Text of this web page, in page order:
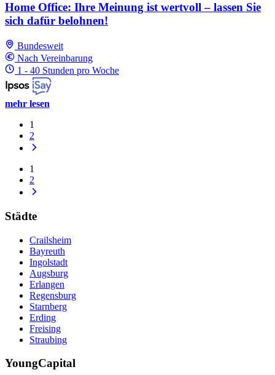
Home Office: Ihre Meinung ist wertvoll – lassen Sie
sich dafür belohnen!
Bundesweit
Nach Vereinbarung
1 - 40 Stunden pro Woche
mehr lesen
1
2
1
2
Städte
Crailsheim
Bayreuth
Ingolstadt
Augsburg
Erlangen
Regensburg
Starnberg
Erding
Freising
Straubing
YoungCapital